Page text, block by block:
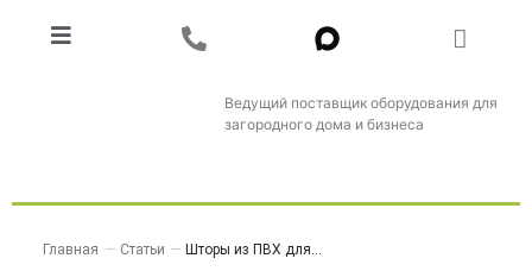
Ведущий поставщик оборудования для
загородного дома и бизнеса
Главная — Статьи — Шторы из ПВХ для...